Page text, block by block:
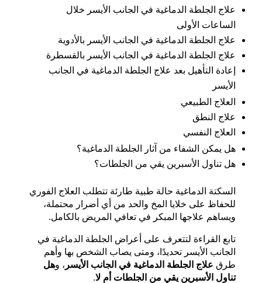
علاج الجلطة الدماغية في الجانب الأيسر خلال
الساعات الأولى
علاج الجلطة الدماغية في الجانب الأيسر بالأدوية
علاج الجلطة الدماغية في الجانب الأيسر بالقسطرة
إعادة التأهيل بعد علاج الجلطة الدماغية في الجانب
الأيسر
العلاج الطبيعي
علاج النطق
العلاج النفسي
هل يمكن الشفاء من آثار الجلطة الدماغية؟
هل تناول الأسبرين يقي من الجلطات؟
السكتة الدماغية حالة طبية طارئة تتطلب العلاج الفوري
للحفاظ على خلايا المخ والحد من أي أضرار محتملة،
ويساهم علاجها المبكر في تعافي المريض بالكامل.
تابع القراءة لتتعرف على أعراض الجلطة الدماغية في
الجانب الأيسر تحديدًا، ومتى يصاب الشخص بها وأهم
طرق علاج الجلطة الدماغية في الجانب الأيسر ، وهل
تناول الأسبرين يقي من الجلطات أم لا.